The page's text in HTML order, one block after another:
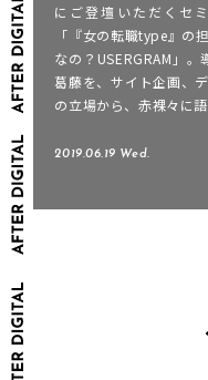
にご登壇いただくセ
「『女の転職type』の
なの？USERGRAM」
葛藤を、サイト企画、
の立場から、赤裸々に
2019.06.19 Wed.